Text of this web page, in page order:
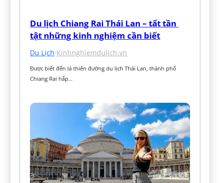
Du lịch Chiang Rai Thái Lan – tất tần
tật những kinh nghiệm cần biết
Du Lịch·Kinhnghiemdulich.vn
Được biết đến là thiên đường du lịch Thái Lan, thành phố
Chiang Rai hấp…